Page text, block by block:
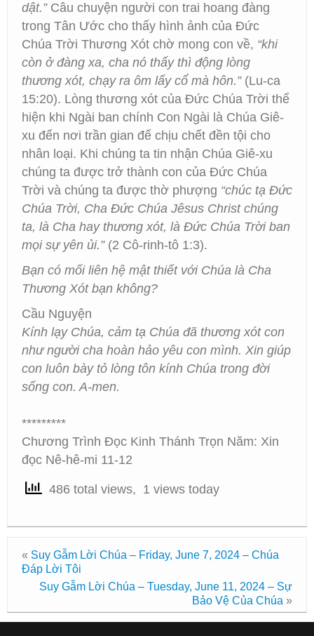
dật.”Câu chuyện người con trai hoang đàng
trong Tân Ước cho thấy hình ảnh của Đức
Chúa Trời Thương Xót chờ mong con về, “khi
còn ở đàng xa, cha nó thấy thì động lòng
thương xót, chạy ra ôm lấy cổ mà hôn.”(Lu-ca
15:20). Lòng thương xót của Đức Chúa Trời thể
hiện khi Ngài ban chính Con Ngài là Chúa Giê-
xu đến nơi trần gian để chịu chết đền tội cho
nhân loại. Khi chúng ta tin nhận Chúa Giê-xu
chúng ta được trở thành con của Đức Chúa
Trời và chúng ta được thờ phượng “chúc tạ Đức
Chúa Trời, Cha Đức Chúa Jêsus Christ chúng
ta, là Cha hay thương xót, là Đức Chúa Trời ban
mọi sự yên ủi.”(2 Cô-rinh-tô 1:3).
Bạn có mối liên hệ mật thiết với Chúa là Cha
Thương Xót bạn không?
Cầu Nguyện
Kính lạy Chúa, cảm tạ Chúa đã thương xót con
như người cha hoàn hảo yêu con mình. Xin giúp
con luôn bày tỏ lòng tôn kính Chúa trong đời
sống con. A-men.
*********
Chương Trình Đọc Kinh Thánh Trọn Năm: Xin
đọc Nê-hê-mi 11-12
486 total views, 1 views today
« Suy Gẫm Lời Chúa – Friday, June 7, 2024 – Chúa
Đáp Lời Tôi
Suy Gẫm Lời Chúa – Tuesday, June 11, 2024 – Sự
Bảo Vệ Của Chúa »